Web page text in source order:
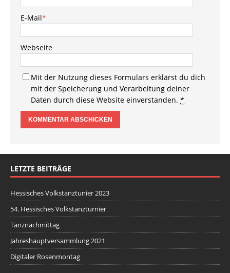
E-Mail*
Webseite
Mit der Nutzung dieses Formulars erklärst du dich
mit der Speicherung und Verarbeitung deiner
Daten durch diese Website einverstanden. *
LETZTE BEITRÄGE
Hessisches Volkstanztunier 2023
54. Hessisches Volkstanzturnier
Tanznachmittag
Jahreshauptversammlung 2021
Digitaler Rosenmontag